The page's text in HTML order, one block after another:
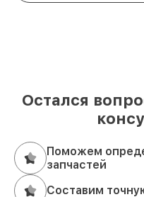
Остался
Поможем
запчастей
Составим